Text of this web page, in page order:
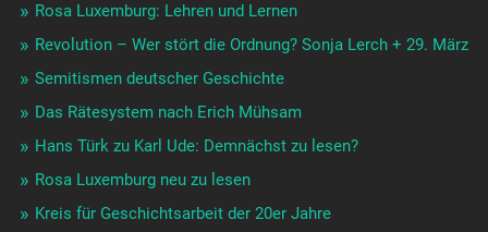
Rosa Luxemburg: Lehren und Lernen
Revolution – Wer stört die Ordnung? Sonja Lerch + 29. März
Semitismen deutscher Geschichte
Das Rätesystem nach Erich Mühsam
Hans Türk zu Karl Ude: Demnächst zu lesen?
Rosa Luxemburg neu zu lesen
Kreis für Geschichtsarbeit der 20er Jahre